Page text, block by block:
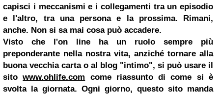
capisci i meccanismi e i collegamenti tra un episodio
e l'altro, tra una persona e la prossima. Rimani,
anche. Non si sa mai cosa può accadere.
Visto che l'on line ha un ruolo sempre più
preponderante nella nostra vita, anziché tornare alla
buona vecchia carta o al blog "intimo", si può usare il
sitowww.ohlife.com come riassunto di come si è
svolta la giornata. Ogni giorno, questo sito manda